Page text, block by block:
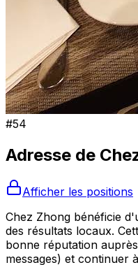
#54
Adresse de
Afficher les positions
Chez Zhong bénéficie
des résultats locaux.
bonne réputation
messages) et continuer